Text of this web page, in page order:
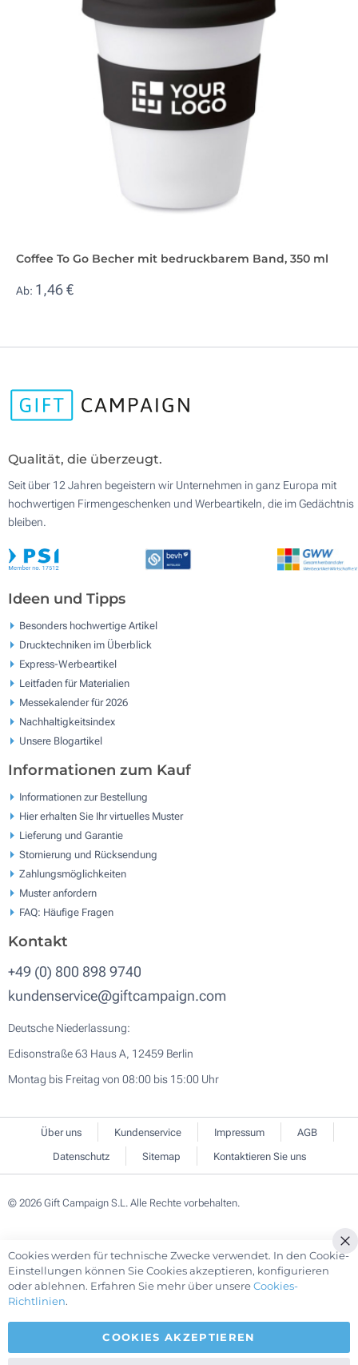
Coffee To Go Becher mit bedruckbarem Band, 350 ml
Ab: 1,46 €
Qualität, die überzeugt.
Seit über 12 Jahren begeistern wir Unternehmen in ganz Europa mit
hochwertigen Firmengeschenken und Werbeartikeln, die im Gedächtnis
bleiben.
Ideen und Tipps
Besonders hochwertige Artikel
Drucktechniken im Überblick
Express-Werbeartikel
Leitfaden für Materialien
Messekalender für 2026
Nachhaltigkeitsindex
Unsere Blogartikel
Informationen zum Kauf
Informationen zur Bestellung
Hier erhalten Sie Ihr virtuelles Muster
Lieferung und Garantie
Stornierung und Rücksendung
Zahlungsmöglichkeiten
Muster anfordern
FAQ: Häufige Fragen
Kontakt
+49 (0) 800 898 9740
kundenservice@giftcampaign.com
Deutsche Niederlassung:
Edisonstraße 63 Haus A, 12459 Berlin
Montag bis Freitag von 08:00 bis 15:00 Uhr
Über uns Kundenservice Impressum
AGB
Datenschutz
Sitemap Kontaktieren Sie uns
© 2026 Gift Campaign S.L. Alle Rechte vorbehalten.
Cookies werden für technische Zwecke verwendet. In den Cookie-
Einstellungen können Sie Cookies akzeptieren, konfigurieren
oder ablehnen. Erfahren Sie mehr über unsereCookies-
Richtlinien.
COOKIES AKZEPTIEREN